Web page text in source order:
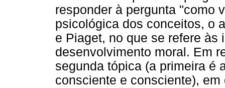
responder à pergunta "como
psicológica dos conceitos, o
e Piaget, no que se refere
desenvolvimento moral. Em
segunda tópica (a primeira é
consciente e consciente),